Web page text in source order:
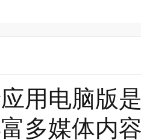
电脑版是
多媒体内